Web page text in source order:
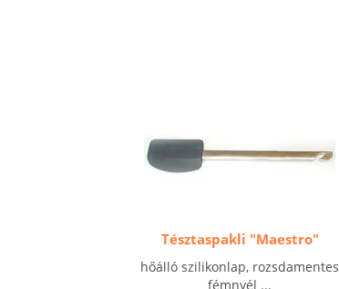
Tésztaspakli "Maestro"
hőálló szilikonlap, rozsdamentes
fémnyél ...